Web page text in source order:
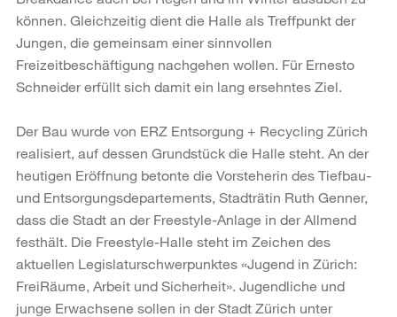
können. Gleichzeitig dient die Halle als Treffpunkt der
Jungen, die gemeinsam einer sinnvollen
Freizeitbeschäftigung nachgehen wollen. Für Ernesto
Schneider erfüllt sich damit ein lang ersehntes Ziel.
Der Bau wurde von ERZ Entsorgung + Recycling Zürich
realisiert, auf dessen Grundstück die Halle steht. An der
heutigen Eröffnung betonte die Vorsteherin des Tiefbau-
und Entsorgungsdepartements, Stadträtin Ruth Genner,
dass die Stadt an der Freestyle-Anlage in der Allmend
festhält. Die Freestyle-Halle steht im Zeichen des
aktuellen Legislaturschwerpunktes «Jugend in Zürich:
FreiRäume, Arbeit und Sicherheit». Jugendliche und
junge Erwachsene sollen in der Stadt Zürich unter